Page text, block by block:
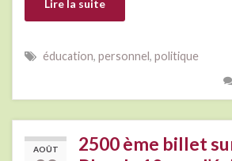
Lire la suite
éducation, personnel, politique
AOÛT
2500 ème billet